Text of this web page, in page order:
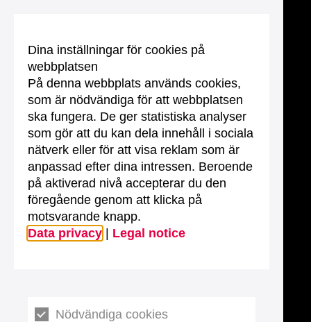
Dina inställningar för cookies på
webbplatsen
På denna webbplats används cookies,
som är nödvändiga för att webbplatsen
ska fungera. De ger statistiska analyser
som gör att du kan dela innehåll i sociala
nätverk eller för att visa reklam som är
anpassad efter dina intressen. Beroende
på aktiverad nivå accepterar du den
föregående genom att klicka på
motsvarande knapp.
Data privacy
Legal notice
Nödvändiga cookies